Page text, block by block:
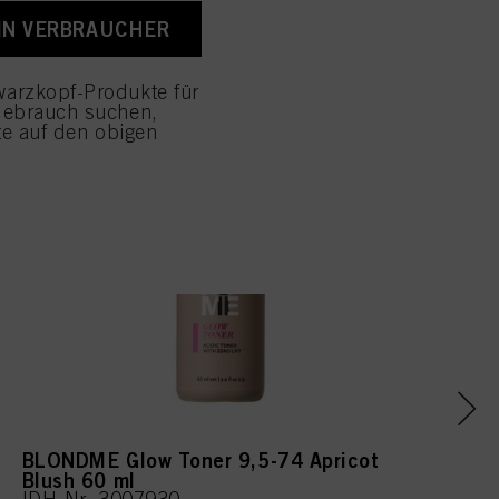
BLONDME Glow Toner 9,5-74 Apricot
Blush 60 ml
VERBRAUCHER
Produkte für
suchen,
auf den obigen
Zukunft widerrufen,
detaillierten
von Cookies
klicken,
Zwecke zu. Wenn